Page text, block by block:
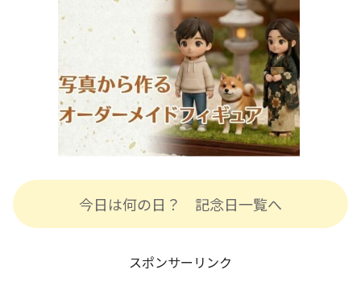
今日は何の日？ 記念日一覧へ
スポンサーリンク